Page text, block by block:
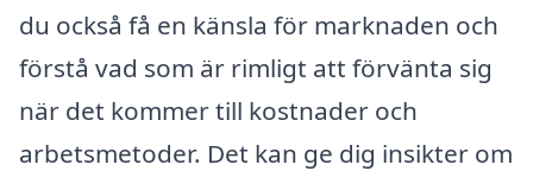
du också få en känsla för marknaden och
förstå vad som är rimligt att förvänta sig
när det kommer till kostnader och
arbetsmetoder. Det kan ge dig insikter om